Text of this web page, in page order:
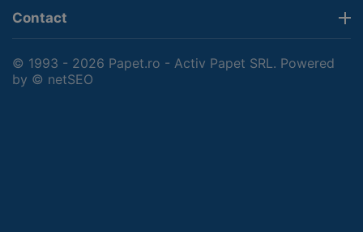
Contact
© 1993 - 2026 Papet.ro - Activ Papet SRL. Powered
by © netSEO